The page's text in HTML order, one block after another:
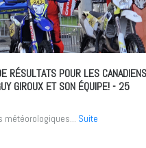
RÉSULTATS POUR LES CANADIENS
GIROUX ET SON ÉQUIPE!- 25
météorologiques... Suite